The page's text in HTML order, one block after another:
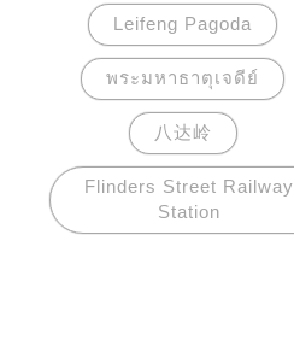
Leifeng Pagoda
พระมหาธาตุเจดีย์
八达岭
Flinders Street Railway
Station